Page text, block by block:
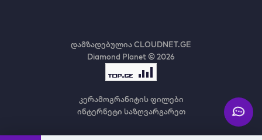
დამზადებულიაCLOUDNET.GE
Diamond Planet © 2026
კერამოგრანიტის ფილები
ინტერნეტი საზღვარგარეთ